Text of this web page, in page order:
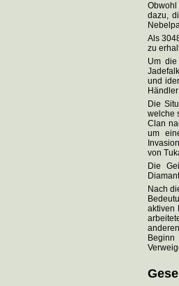
dazu,
Als
zu
Um
und
Die
welche
Clan
um
von
Die
Nach
aktiven